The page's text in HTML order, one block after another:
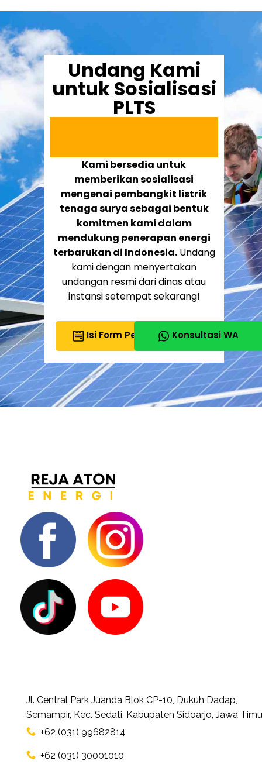
Undang Kami
untuk Sosialisasi
PLTS
Kami bersedia untuk
memberikan sosialisasi
mengenai pembangkit listrik
tenaga surya sebagai bentuk
komitmen kami dalam
mendukung penerapan energi
terbarukan di Indonesia.Undang
kami dengan menyertakan
undangan resmi dari dinas atau
instansi setempat sekarang!
Isi Form PersyaratanKonsultasi WA
Jl. Central Park Juanda Blok CP-10, Dukuh Dadap,
Semampir, Kec. Sedati, Kabupaten Sidoarjo, Jawa
+62 (031) 99682814
+62 (031) 30001010